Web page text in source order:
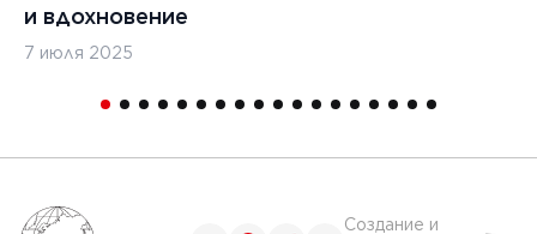
и вдохновение
7 июля 2025
Создание и